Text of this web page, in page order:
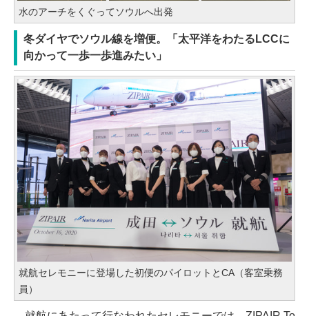
水のアーチをくぐってソウルへ出発
冬ダイヤでソウル線を増便。「太平洋をわたるLCCに
向かって一歩一歩進みたい」
就航セレモニーに登場した初便のパイロットとCA（客室乗務
員）